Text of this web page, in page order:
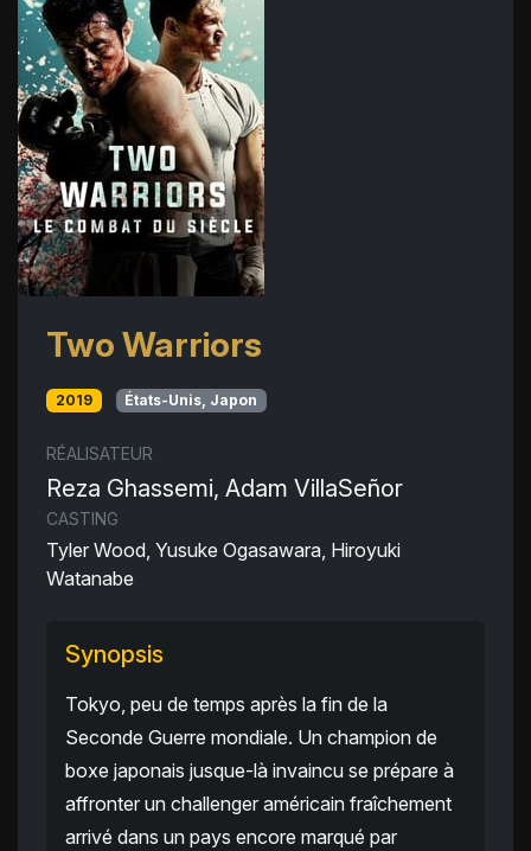
Two Warriors
2019 États-Unis, Japon
RÉALISATEUR
Reza Ghassemi, Adam VillaSeñor
CASTING
Tyler Wood, Yusuke Ogasawara, Hiroyuki
Watanabe
Synopsis
Tokyo, peu de temps après la fin de la
Seconde Guerre mondiale. Un champion de
boxe japonais jusque-là invaincu se prépare à
affronter un challenger américain fraîchement
arrivé dans un pays encore marqué par